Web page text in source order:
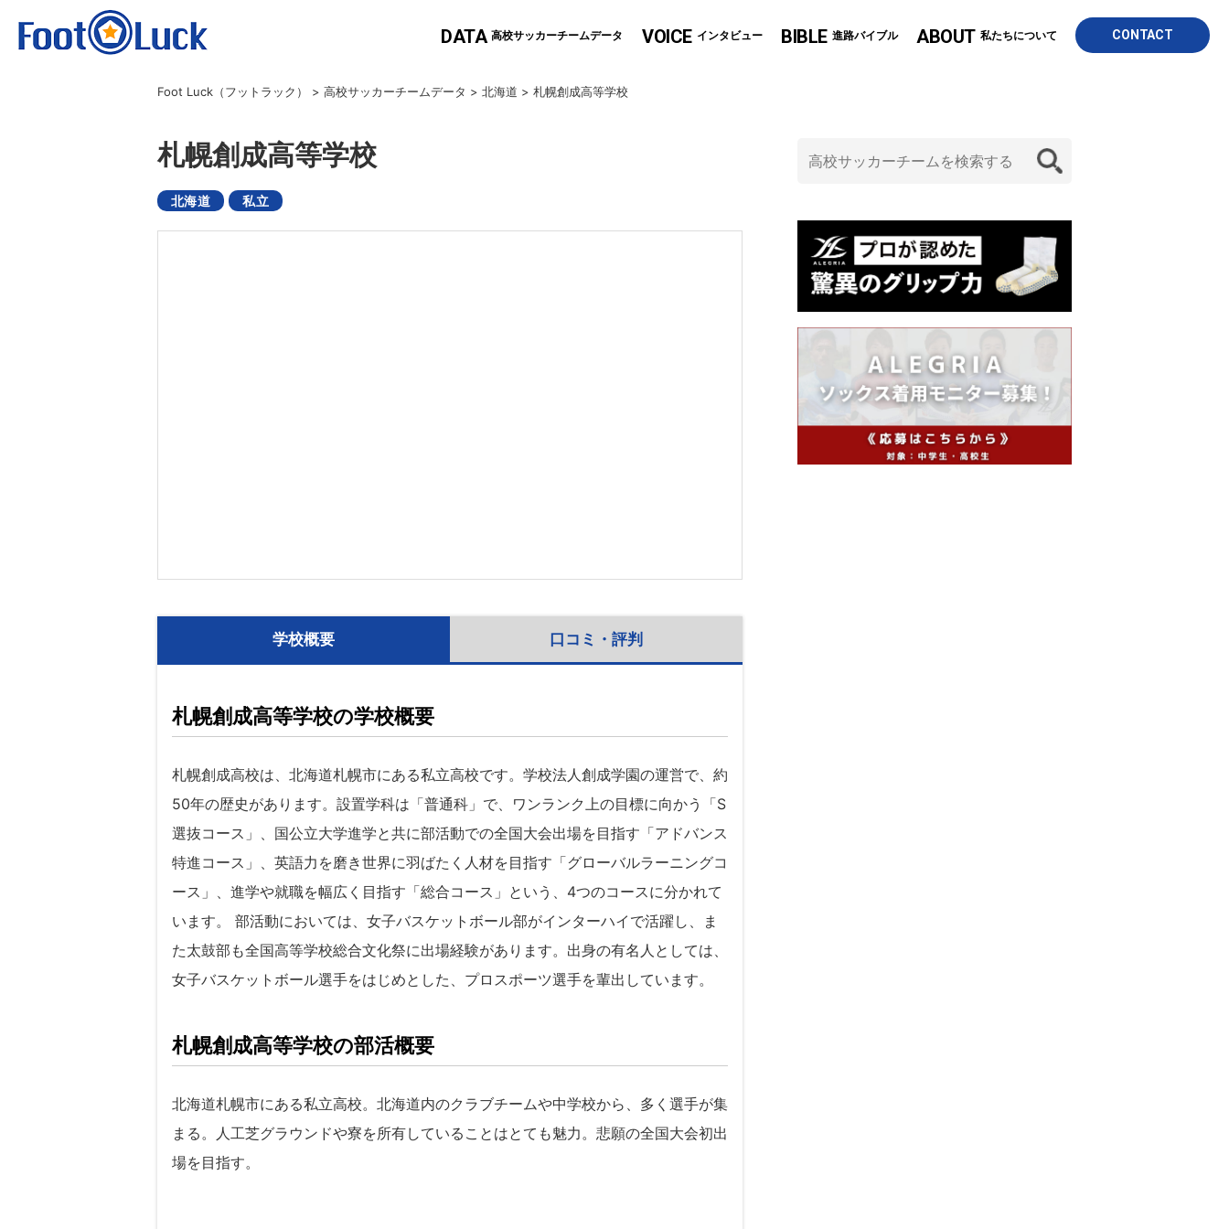
DATA 高校サッカーチームデータ VOICE インタビュー BIBLE 進路バイブル ABOUT 私たちについて CONTACT
Foot Luck（フットラック） > 高校サッカーチームデータ > 北海道 > 札幌創成高等学校
札幌創成高等学校
北海道 私立
学校概要 口コミ・評判
札幌創成高等学校の学校概要
札幌創成高校は、北海道札幌市にある私立高校です。学校法人創成学園の運営で、約
50年の歴史があります。設置学科は「普通科」で、ワンランク上の目標に向かう「S
選抜コース」、国公立大学進学と共に部活動での全国大会出場を目指す「アドバンス
特進コース」、英語力を磨き世界に羽ばたく人材を目指す「グローバルラーニングコ
ース」、進学や就職を幅広く目指す「総合コース」という、4つのコースに分かれて
います。 部活動においては、女子バスケットボール部がインターハイで活躍し、ま
た太鼓部も全国高等学校総合文化祭に出場経験があります。出身の有名人としては、
女子バスケットボール選手をはじめとした、プロスポーツ選手を輩出しています。
札幌創成高等学校の部活概要
北海道札幌市にある私立高校。北海道内のクラブチームや中学校から、多く選手が集
まる。人工芝グラウンドや寮を所有していることはとても魅力。悲願の全国大会初出
場を目指す。